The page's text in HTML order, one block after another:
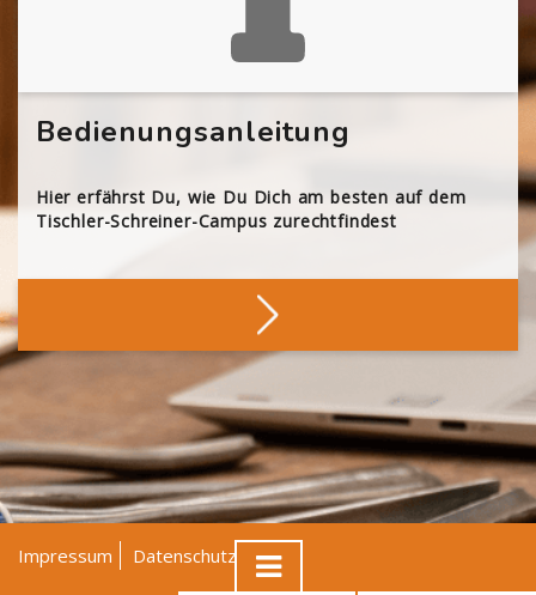
Bedienungsanleitung
Hier erfährst Du, wie Du Dich am besten auf dem
Tischler-Schreiner-Campus zurechtfindest
Impressum Datenschutz
AGB